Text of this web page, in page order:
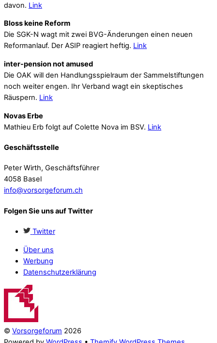
davon. Link
Bloss keine Reform
Die SGK-N wagt mit zwei BVG-Änderungen einen neuen
Reformanlauf. Der ASIP reagiert heftig. Link
inter-pension not amused
Die OAK will den Handlungsspielraum der Sammelstiftungen
noch weiter engen. Ihr Verband wagt ein skeptisches
Räuspern. Link
Novas Erbe
Mathieu Erb folgt auf Colette Nova im BSV. Link
Geschäftsstelle
Peter Wirth, Geschäftsführer
4058 Basel
info@vorsorgeforum.ch
Folgen Sie uns auf Twitter
Twitter
Über uns
Werbung
Datenschutzerklärung
© Vorsorgeforum 2026